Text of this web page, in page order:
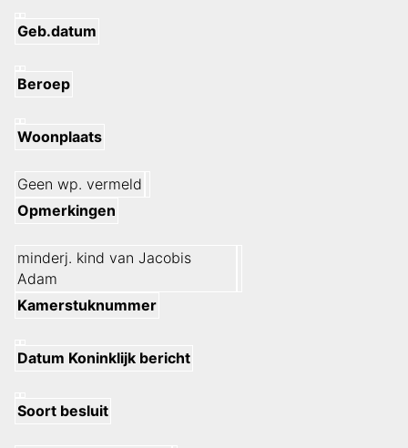
Geb.datum
Beroep
Woonplaats
Geen wp. vermeld
Opmerkingen
minderj. kind van Jacobis
Adam
Kamerstuknummer
Datum Koninklijk bericht
Soort besluit